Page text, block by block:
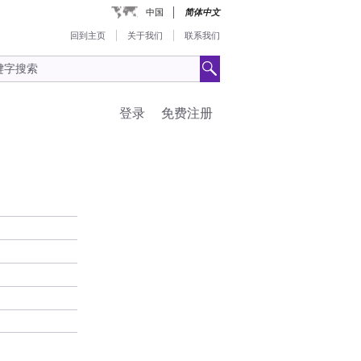
中国 简体中文
回到主页 关于我们 联系我们
免费注册
登录